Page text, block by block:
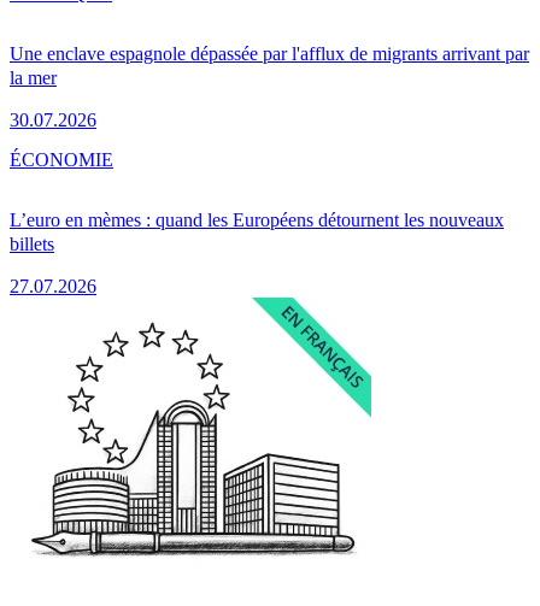
Une enclave espagnole dépassée par l'afflux de migrants arrivant par
la mer
30.07.2026
L’euro en mèmes : quand les Européens détournent les nouveaux
billets
27.07.2026
ÉCONOMIE